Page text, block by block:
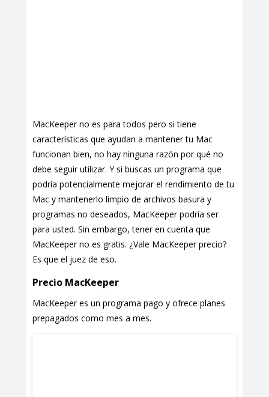
MacKeeper no es para todos pero si tiene
características que ayudan a mantener tu Mac
funcionan bien, no hay ninguna razón por qué no
debe seguir utilizar. Y si buscas un programa que
podría potencialmente mejorar el rendimiento de tu
Mac y mantenerlo limpio de archivos basura y
programas no deseados, MacKeeper podría ser
para usted. Sin embargo, tener en cuenta que
MacKeeper no es gratis. ¿Vale MacKeeper precio?
Es que el juez de eso.
Precio MacKeeper
MacKeeper es un programa pago y ofrece planes
prepagados como mes a mes.